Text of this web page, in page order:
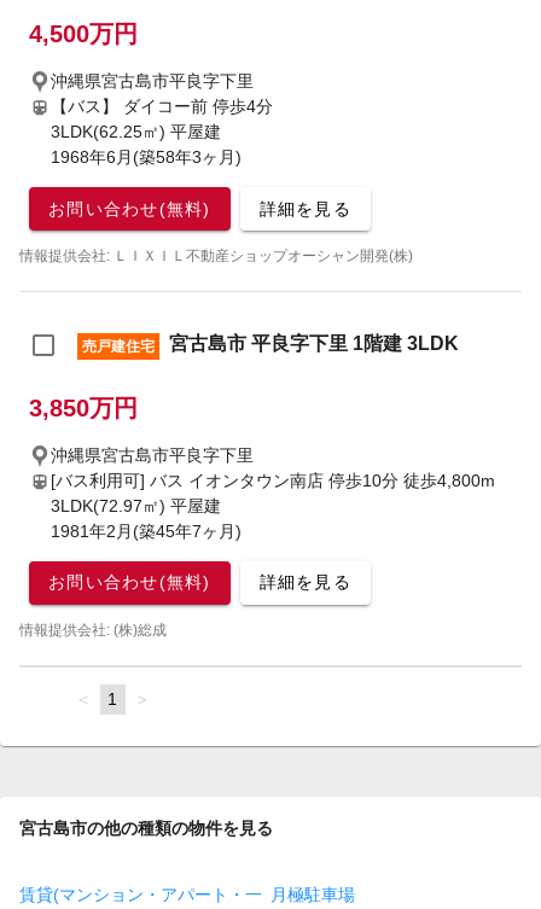
4,500万円
沖縄県宮古島市平良字下里
【バス】 ダイコー前 停歩4分
3LDK(62.25㎡) 平屋建
1968年6月(築58年3ヶ月)
お問い合わせ(無料) 詳細を見る
情報提供会社: ＬＩＸＩＬ不動産ショップオーシャン開発(株)
売戸建住宅 宮古島市 平良字下里 1階建 3LDK
3,850万円
沖縄県宮古島市平良字下里
[バス利用可] バス イオンタウン南店 停歩10分 徒歩4,800m
3LDK(72.97㎡) 平屋建
1981年2月(築45年7ヶ月)
お問い合わせ(無料) 詳細を見る
情報提供会社: (株)総成
page
You're
page
1 page
宮古島市の他の種類の物件を見る
賃貸(マンション・アパート・一
月極駐車場